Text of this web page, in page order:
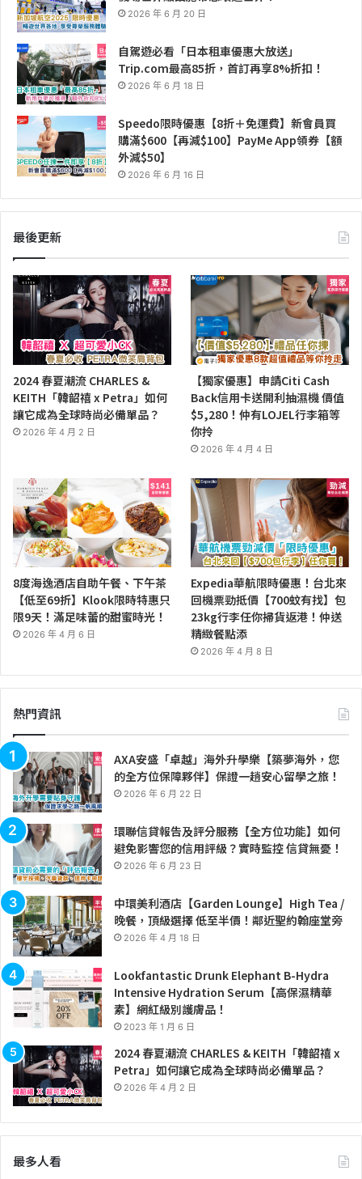
2026 年 6 月 20 日
自駕遊必看「日本租車優惠大放送」
Trip.com最高85折，首訂再享8%折扣！
2026 年 6 月 18 日
Speedo限時優惠【8折＋免運費】新會員買
購滿$600【再減$100】PayMe App領券【額
外減$50】
2026 年 6 月 16 日
最後更新
2024 春夏潮流 CHARLES &
KEITH「韓韶禧 x Petra」如何
讓它成為全球時尚必備單品？
2026 年 4 月 2 日
【獨家優惠】申請Citi Cash
Back信用卡送開利抽濕機 價值
$5,280！仲有LOJEL行李箱等
你拎
2026 年 4 月 4 日
8度海逸酒店自助午餐、下午茶
【低至69折】Klook限時特惠只
限9天！滿足味蕾的甜蜜時光！
2026 年 4 月 6 日
Expedia華航限時優惠！台北來
回機票勁抵價【700蚊有找】包
23kg行李任你掃貨返港！仲送
精緻餐點添
2026 年 4 月 8 日
熱門資訊
AXA安盛「卓越」海外升學樂【築夢海外，您
的全方位保障夥伴】保證一趟安心留學之旅！
2026 年 6 月 22 日
環聯信貸報告及評分服務【全方位功能】如何
避免影響您的信用評級？實時監控 信貸無憂！
2026 年 6 月 23 日
中環美利酒店【Garden Lounge】High Tea /
晚餐，頂級選擇 低至半價！鄰近聖約翰座堂旁
2026 年 4 月 18 日
Lookfantastic Drunk Elephant B-Hydra
Intensive Hydration Serum【高保濕精華
素】網紅級別護膚品！
2023 年 1 月 6 日
2024 春夏潮流 CHARLES & KEITH「韓韶禧 x
Petra」如何讓它成為全球時尚必備單品？
2026 年 4 月 2 日
最多人看